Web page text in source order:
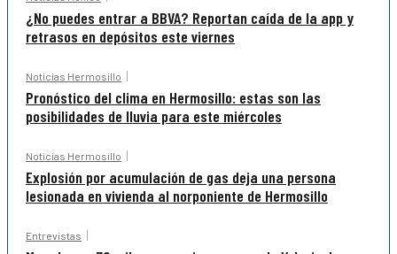
¿No puedes entrar a BBVA? Reportan caída de la app y
retrasos en depósitos este viernes
Noticias Hermosillo
Pronóstico del clima en Hermosillo: estas son las
posibilidades de lluvia para este miércoles
Noticias Hermosillo
Explosión por acumulación de gas deja una persona
lesionada en vivienda al norponiente de Hermosillo
Entrevistas